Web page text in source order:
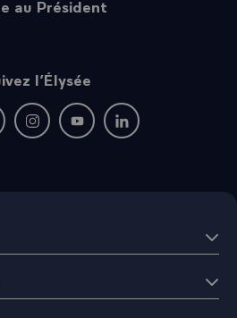
au Président
l’Élysée
: rejoignez-nous sur Twitter
fenêtre : rejoignez-nous sur
Nouvelle fenêtre : rejoignez-nous
Nouvelle fenêtre :
Nouvelle fenêtre :